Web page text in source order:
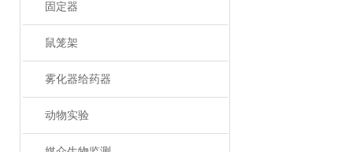
固定器
鼠笼架
雾化器给药器
动物实验